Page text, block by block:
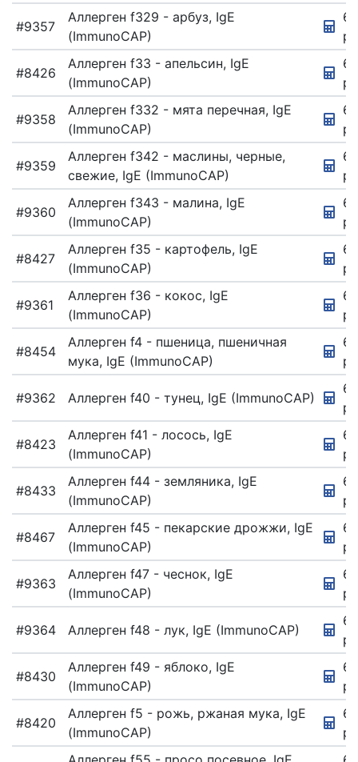
#9357
Аллерген f329 - арбуз, IgE
(ImmunoCAP)
#8426
Аллерген f33 - апельсин, IgE
(ImmunoCAP)
#9358
Аллерген f332 - мята перечная, IgE
(ImmunoCAP)
#9359
Аллерген f342 - маслины, черные,
свежие, IgE (ImmunoCAP)
#9360
Аллерген f343 - малина, IgE
(ImmunoCAP)
#8427
Аллерген f35 - картофель, IgE
(ImmunoCAP)
#9361
Аллерген f36 - кокос, IgE
(ImmunoCAP)
#8454
Аллерген f4 - пшеница, пшеничная
мука, IgE (ImmunoCAP)
#9362 Аллерген f40 - тунец, IgE (ImmunoCAP)
#8423
Аллерген f41 - лосось, IgE
(ImmunoCAP)
#8433
Аллерген f44 - земляника, IgE
(ImmunoCAP)
#8467
Аллерген f45 - пекарские дрожжи, IgE
(ImmunoCAP)
#9363
Аллерген f47 - чеснок, IgE
(ImmunoCAP)
#9364 Аллерген f48 - лук, IgE (ImmunoCAP)
#8430
Аллерген f49 - яблоко, IgE
(ImmunoCAP)
#8420
Аллерген f5 - рожь, ржаная мука, IgE
(ImmunoCAP)